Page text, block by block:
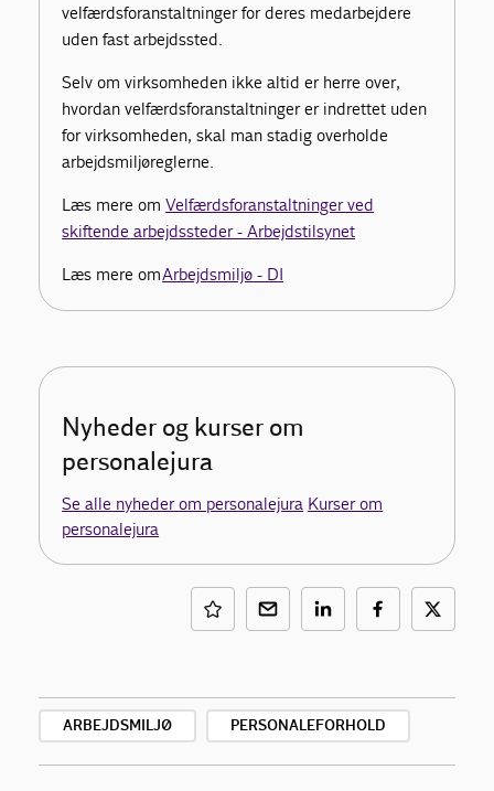
velfærdsforanstaltninger for deres medarbejdere
uden fast arbejdssted.
Selv om virksomheden ikke altid er herre over,
hvordan velfærdsforanstaltninger er indrettet uden
for virksomheden, skal man stadig overholde
arbejdsmiljøreglerne.
Læs mere omVelfærdsforanstaltninger ved
skiftende arbejdssteder - Arbejdstilsynet
Læs mere omArbejdsmiljø - DI
Nyheder og kurser om
personalejura
Se alle nyheder om personalejura Kurser om
personalejura
ARBEJDSMILJØ PERSONALEFORHOLD